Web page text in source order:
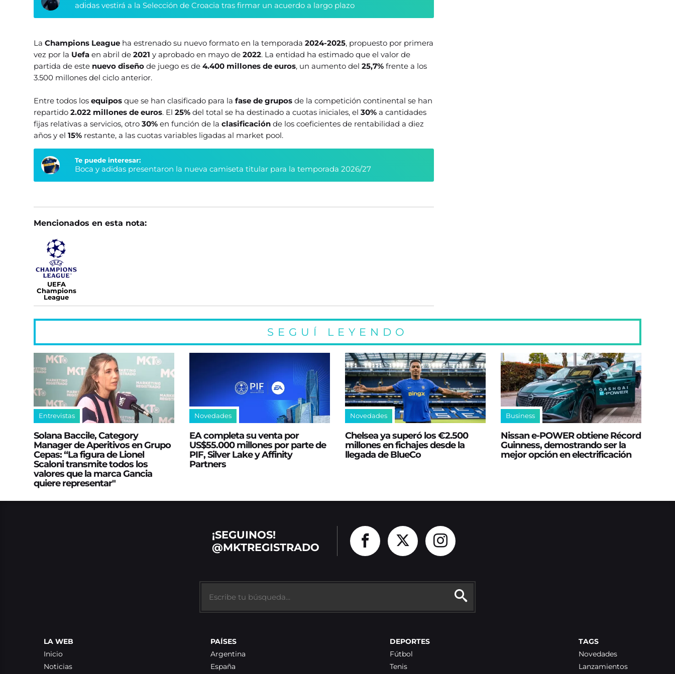
adidas vestirá a la Selección de Croacia tras firmar un acuerdo a largo plazo
LaChampions League ha estrenado su nuevo formato en la temporada2024-2025, propuesto por primera
vez por la Uefaen abril de2021y aprobado en mayo de2022. La entidad ha estimado que el valor de
partida de este nuevo diseñode juego es de4.400 millones de euros, un aumento del25,7%frente a los
3.500 millones del ciclo anterior.
Entre todos losequiposque se han clasificado para lafase de gruposde la competición continental se han
repartido2.022 millones de euros. El25%del total se ha destinado a cuotas iniciales, el30%a cantidades
fijas relativas a servicios, otro30%en función de laclasificaciónde los coeficientes de rentabilidad a diez
años y el15% restante, a las cuotas variables ligadas al market pool.
Te puede interesar:
Boca y adidas presentaron la nueva camiseta titular para la temporada 2026/27
Mencionados en esta nota:
UEFA
Champions
League
SEGUÍ LEYENDO
Entrevistas
Solana Baccile, Category
Manager de Aperitivos en Grupo
Cepas: “La figura de Lionel
Scaloni transmite todos los
valores que la marca Gancia
quiere representar"
Novedades
EA completa su venta por
US$55.000 millones por parte de
PIF, Silver Lake y Affinity
Partners
Novedades
Chelsea ya superó los €2.500
millones en fichajes desde la
llegada de BlueCo
Business
Nissan e‑POWER obtiene Récord
Guinness, demostrando ser la
mejor opción en electrificación
¡SEGUINOS!
@MKTREGISTRADO
LA WEB
Inicio
Noticias
PAÍSES
Argentina
España
DEPORTES
Fútbol
Tenis
TAGS
Novedades
Lanzamientos